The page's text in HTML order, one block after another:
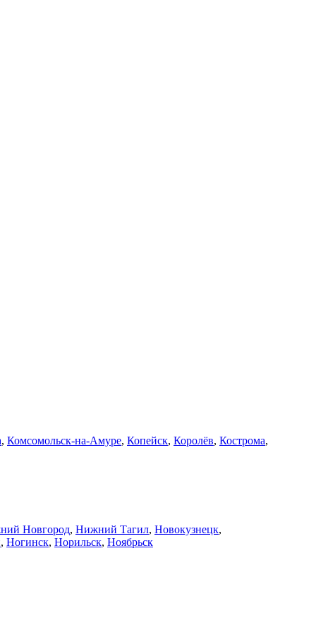
, Комсомольск-на-Амуре, Копейск, Королёв, Кострома,
Новгород, Нижний Тагил, Новокузнецк,
, Ногинск, Норильск, Ноябрьск